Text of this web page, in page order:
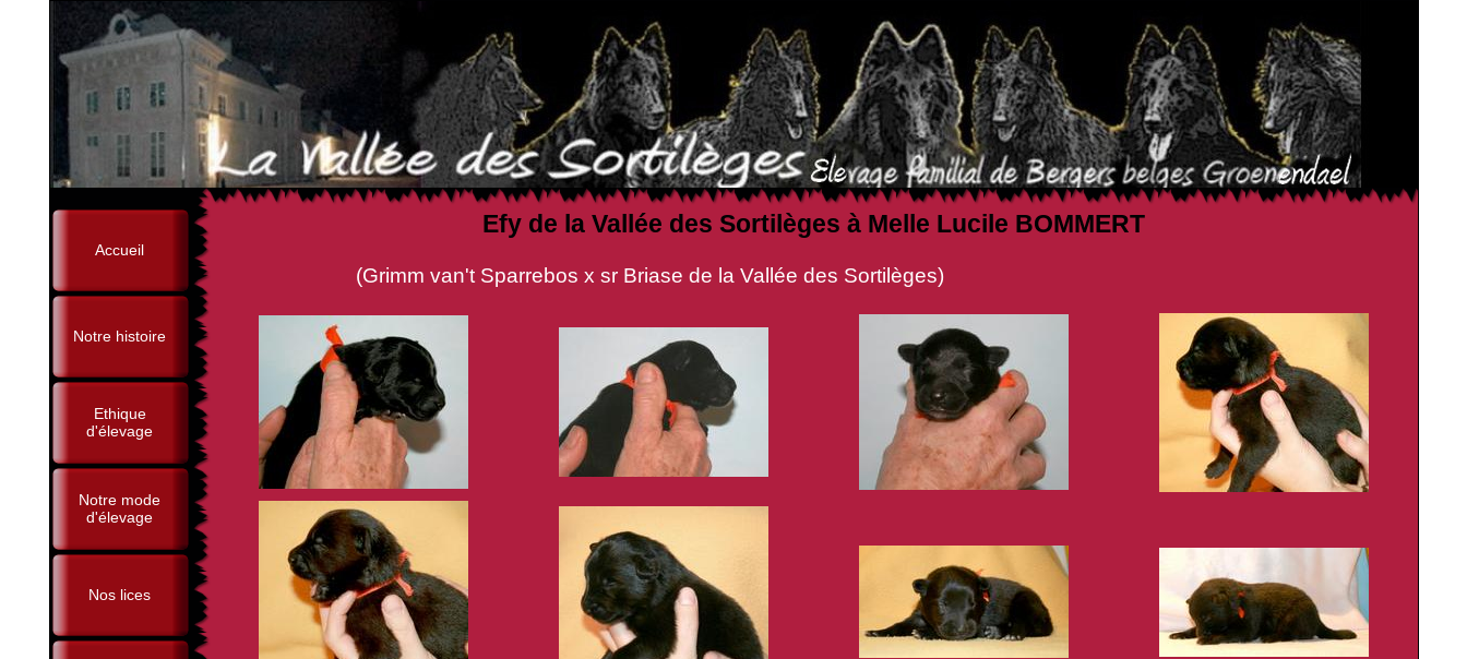
Accueil
Notre histoire
Ethique
d'élevage
Notre mode
d'élevage
Nos lices
Efy de la Vallée des Sortilèges à Melle Lucile BOMMERT
(Grimm van't Sparrebos x sr Briase de la Vallée des Sortilèges)